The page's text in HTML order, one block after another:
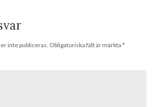
inte publiceras. Obligatoriska fält är märkta *